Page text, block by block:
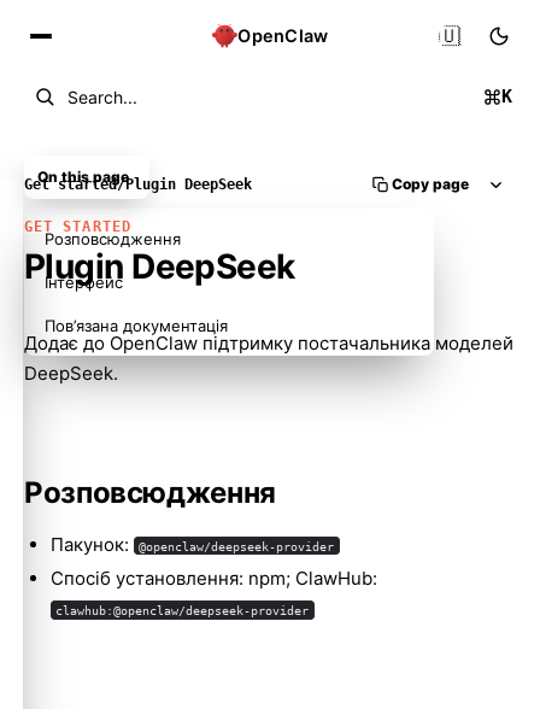
OpenClaw
Search... K
🇺🇦
Get started/Plugin DeepSeek Copy page
GET STARTED
Plugin DeepSeek
Додає до OpenClaw підтримку постачальника моделей
DeepSeek.
Розповсюдження
Пакунок: @openclaw/deepseek-provider
Спосіб установлення: npm; ClawHub:
clawhub:@openclaw/deepseek-provider
On this page
Розповсюдження
Інтерфейс
Пов’язана документація